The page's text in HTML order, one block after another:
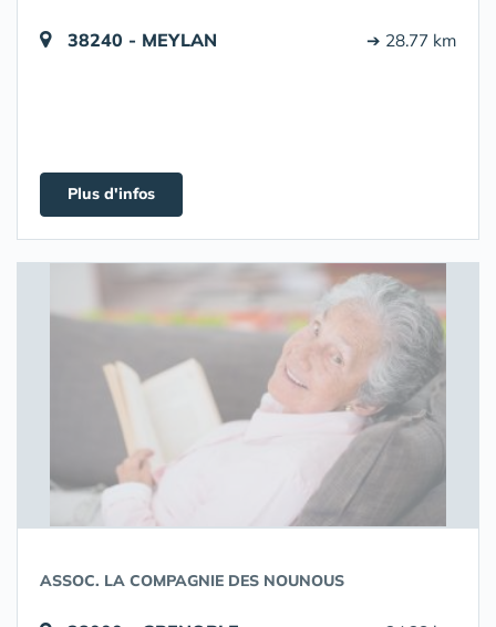
38240 - MEYLAN ➔ 28.77 km
Plus d'infos
ASSOC. LA COMPAGNIE DES NOUNOUS